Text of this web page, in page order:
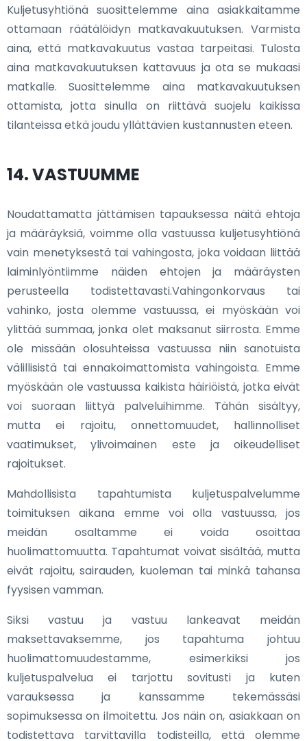
Kuljetusyhtiönä suosittelemme aina asiakkaitamme
ottamaan räätälöidyn matkavakuutuksen. Varmista
aina, että matkavakuutus vastaa tarpeitasi. Tulosta
aina matkavakuutuksen kattavuus ja ota se mukaasi
matkalle. Suosittelemme aina matkavakuutuksen
ottamista, jotta sinulla on riittävä suojelu kaikissa
tilanteissa etkä joudu yllättävien kustannusten eteen.
14. VASTUUMME
Noudattamatta jättämisen tapauksessa näitä ehtoja
ja määräyksiä, voimme olla vastuussa kuljetusyhtiönä
vain menetyksestä tai vahingosta, joka voidaan liittää
laiminlyöntiimme näiden ehtojen ja määräysten
perusteella todistettavasti.Vahingonkorvaus tai
vahinko, josta olemme vastuussa, ei myöskään voi
ylittää summaa, jonka olet maksanut siirrosta. Emme
ole missään olosuhteissa vastuussa niin sanotuista
välillisistä tai ennakoimattomista vahingoista. Emme
myöskään ole vastuussa kaikista häiriöistä, jotka eivät
voi suoraan liittyä palveluihimme. Tähän sisältyy,
mutta ei rajoitu, onnettomuudet, hallinnolliset
vaatimukset, ylivoimainen este ja oikeudelliset
rajoitukset.
Mahdollisista tapahtumista kuljetuspalvelumme
toimituksen aikana emme voi olla vastuussa, jos
meidän osaltamme ei voida osoittaa
huolimattomuutta. Tapahtumat voivat sisältää, mutta
eivät rajoitu, sairauden, kuoleman tai minkä tahansa
fyysisen vamman.
Siksi vastuu ja vastuu lankeavat meidän
maksettavaksemme, jos tapahtuma johtuu
huolimattomuudestamme, esimerkiksi jos
kuljetuspalvelua ei tarjottu sovitusti ja kuten
varauksessa ja kanssamme tekemässäsi
sopimuksessa on ilmoitettu. Jos näin on, asiakkaan on
todistettava tarvittavilla todisteilla, että olemme